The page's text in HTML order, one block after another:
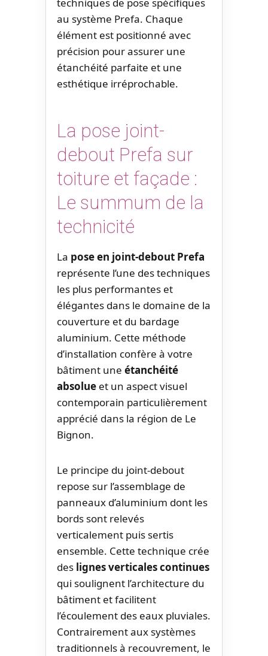
au système Prefa. Chaque
élément est positionné avec
précision pour assurer une
étanchéité parfaite et une
esthétique irréprochable.
La pose joint-
debout Prefa sur
toiture et façade :
Le summum de la
technicité
La pose en joint-debout Prefa
représente l’une des techniques
les plus performantes et
élégantes dans le domaine de la
couverture et du bardage
aluminium. Cette méthode
d’installation confère à votre
bâtiment une étanchéité
absolue et un aspect visuel
contemporain particulièrement
apprécié dans la région de Le
Bignon.
Le principe du joint-debout
repose sur l’assemblage de
panneaux d’aluminium dont les
bords sont relevés
verticalement puis sertis
ensemble. Cette technique crée
des lignes verticales continues
qui soulignent l’architecture du
bâtiment et facilitent
l’écoulement des eaux pluviales.
Contrairement aux systèmes
traditionnels à recouvrement, le